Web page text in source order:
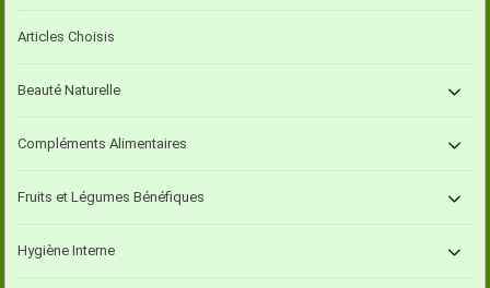
Articles Choisis
Beauté Naturelle
Compléments Alimentaires
Fruits et Légumes Bénéfiques
Hygiène Interne